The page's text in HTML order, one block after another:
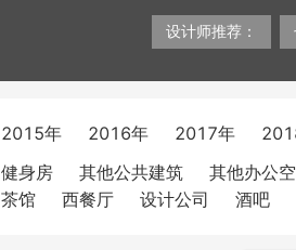
计师Paul
原则驱动的。这
设计师推荐：
2015年 2016年 2017年
健身房 其他公共建筑
其他办公
茶馆 西餐厅 设计公司 酒吧